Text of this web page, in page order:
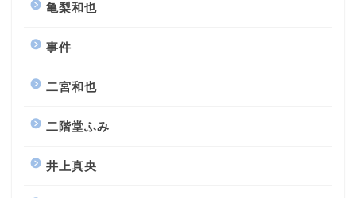
亀梨和也
事件
二宮和也
二階堂ふみ
井上真央